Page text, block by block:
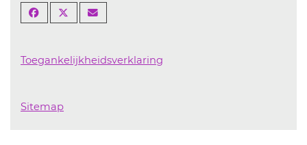
Toegankelijkheidsverklaring
Sitemap